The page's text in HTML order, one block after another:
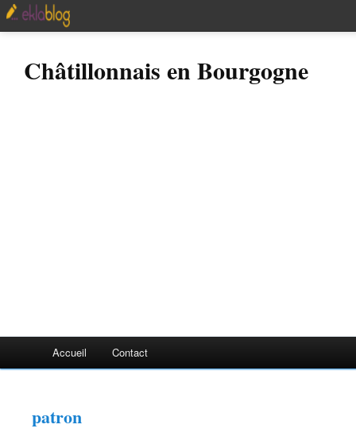
Châtillonnais en Bourgogne
Accueil Contact
patron